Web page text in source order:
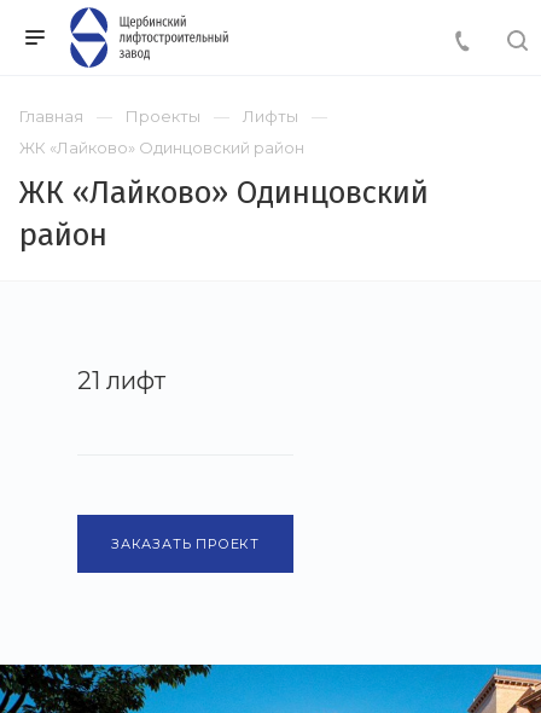
Главная Проекты
Лифты
ЖК «Лайково» Одинцовский район
ЖК «Лайково» Одинцовский
район
21 лифт
ЗАКАЗАТЬ ПРОЕКТ